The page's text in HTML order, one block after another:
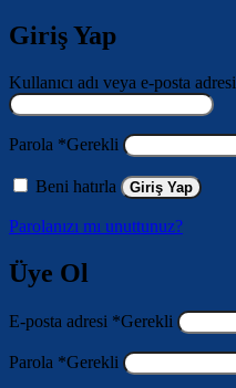
Giriş Yap
Kullanıcı adı veya e-posta adresi
Parola *Gerekli
Beni hatırla Giriş Yap
Parolanızı mı unuttunuz?
Üye Ol
E-posta adresi *Gerekli
Parola *Gerekli